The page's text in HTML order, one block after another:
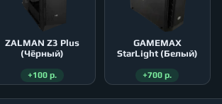
ZALMAN Z3 Plus
(Чёрный)
+100 р.
GAMEMAX
StarLight (Белый)
+700 р.